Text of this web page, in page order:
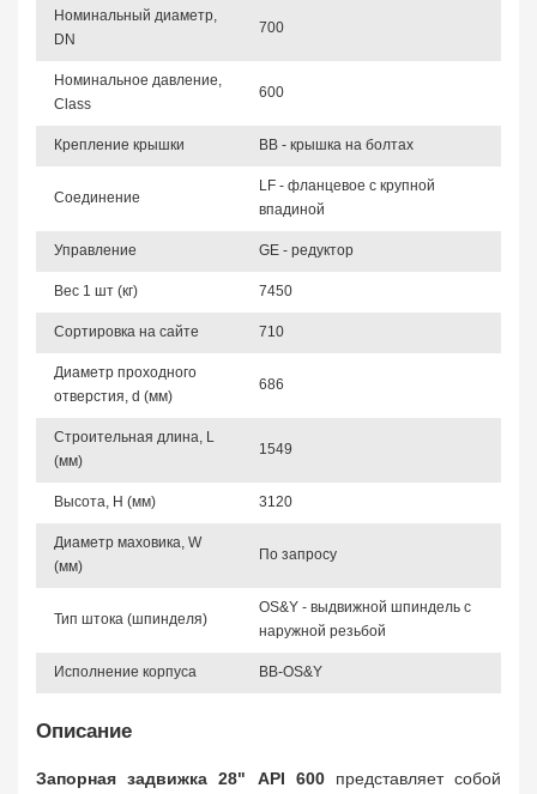
Номинальный диаметр,
DN
700
Номинальное давление,
Class
600
Крепление крышки BB - крышка на болтах
Соединение
LF - фланцевое с крупной
впадиной
Управление GE - редуктор
Вес 1 шт (кг) 7450
Сортировка на сайте 710
Диаметр проходного
отверстия, d (мм)
686
Строительная длина, L
(мм)
1549
Высота, Н (мм) 3120
Диаметр маховика, W
(мм)
По запросу
Тип штока (шпинделя)
OS&Y - выдвижной шпиндель с
наружной резьбой
Исполнение корпуса BB-OS&Y
Описание
Запорная задвижка 28" API 600представляет собой